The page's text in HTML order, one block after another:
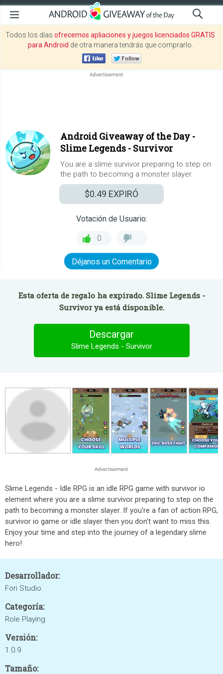
Todos los días ofrecemos apliaciones y juegos licenciados GRATIS
para Android de otra manera tendrás que comprarlo.
Android Giveaway of the Day -
Slime Legends - Survivor
You are a slime survivor preparing to step on
the path to becoming a monster slayer.
$0.49 EXPIRÓ
Votación de Usuario:
0
Déjanos un Comentario
Esta oferta de regalo ha expirado. Slime Legends -
Survivor ya está disponible.
Descargar
Slime Legends - Survivor
Slime Legends - Idle RPG is an idle RPG game with survivor io
element where you are a slime survivor preparing to step on the
path to becoming a monster slayer. If you're a fan of action RPG,
survivor io game or idle slayer then you don't want to miss this.
Enjoy your time and step into the journey of a legendary slime
hero!
Desarrollador:
Fori Studio
Categoría:
Role Playing
Versión:
1.0.9
Tamaño: